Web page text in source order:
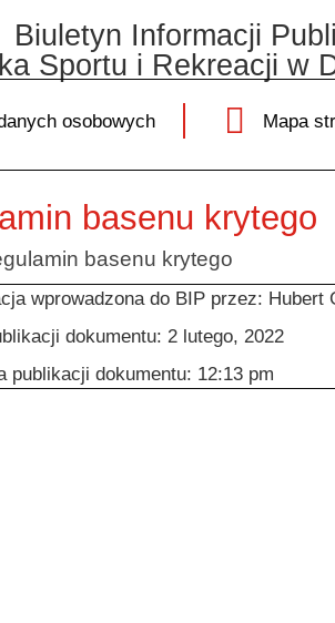
Biuletyn Informacji
Sportu i Rekreacji w
osobowych Mapa
basenu krytego
basenu krytego
wprowadzona do BIP przez: Hubert
dokumentu: 2 lutego, 2022
publikacji dokumentu: 12:13 pm